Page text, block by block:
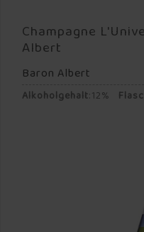
Champagne
Albert
Baron Albert
Alkoholgehalt:12%